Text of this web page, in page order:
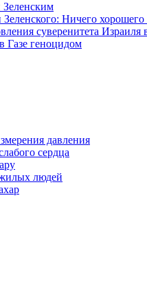
Ничего хорошего
суверенитета
Газе геноцидом
давления
сердца
людей